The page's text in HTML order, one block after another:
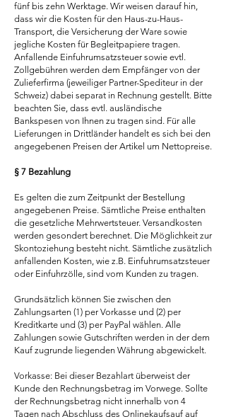
fünf bis zehn Werktage. Wir weisen darauf hin,
dass wir die Kosten für den Haus-zu-Haus-
Transport, die Versicherung der Ware sowie
jegliche Kosten für Begleitpapiere tragen.
Anfallende Einfuhrumsatzsteuer sowie evtl.
Zollgebühren werden dem Empfänger von der
Zulieferfirma (jeweiliger Partner-Spediteur in der
Schweiz) dabei separat in Rechnung gestellt. Bitte
beachten Sie, dass evtl. ausländische
Bankspesen von Ihnen zu tragen sind. Für alle
Lieferungen in Drittländer handelt es sich bei den
angegebenen Preisen der Artikel um Nettopreise.
§ 7 Bezahlung
Es gelten die zum Zeitpunkt der Bestellung
angegebenen Preise. Sämtliche Preise enthalten
die gesetzliche Mehrwertsteuer. Versandkosten
werden gesondert berechnet. Die Möglichkeit zur
Skontoziehung besteht nicht. Sämtliche zusätzlich
anfallenden Kosten, wie z.B. Einfuhrumsatzsteuer
oder Einfuhrzölle, sind vom Kunden zu tragen.
Grundsätzlich können Sie zwischen den
Zahlungsarten (1) per Vorkasse und (2) per
Kreditkarte und (3) per PayPal wählen. Alle
Zahlungen sowie Gutschriften werden in der dem
Kauf zugrunde liegenden Währung abgewickelt.
Vorkasse: Bei dieser Bezahlart überweist der
Kunde den Rechnungsbetrag im Vorwege. Sollte
der Rechnungsbetrag nicht innerhalb von 4
Tagen nach Abschluss des Onlinekaufsauf auf